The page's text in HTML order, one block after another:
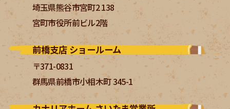
埼玉県熊谷市宮町2 138
宮町市役所前ビル2階
前橋支店 ショールーム
〒371-0831
群馬県前橋市小相木町 345-1